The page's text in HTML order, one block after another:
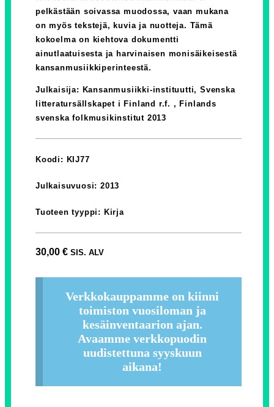
pelkästään soivassa muodossa, vaan mukana
on myös tekstejä, kuvia ja nuotteja. Tämä
kokoelma on kiehtova dokumentti
ainutlaatuisesta ja harvinaisen monisäikeisestä
kansanmusiikkiperinteestä.
Julkaisija: Kansanmusiikki-instituutti, Svenska
litteratursällskapet i Finland r.f. , Finlands
svenska folkmusikinstitut 2013
Koodi: KIJ77
Julkaisuvuosi: 2013
Tuoteen tyyppi: Kirja
30,00 € SIS. ALV
Verkkokauppamme on kiinni
toimiston vuosiloman ja
kesäinventaarion ajan.
Avaamme verkkopuodin
uudistettuna syyskuun
aikana!